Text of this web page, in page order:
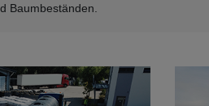
Baumbeständen.